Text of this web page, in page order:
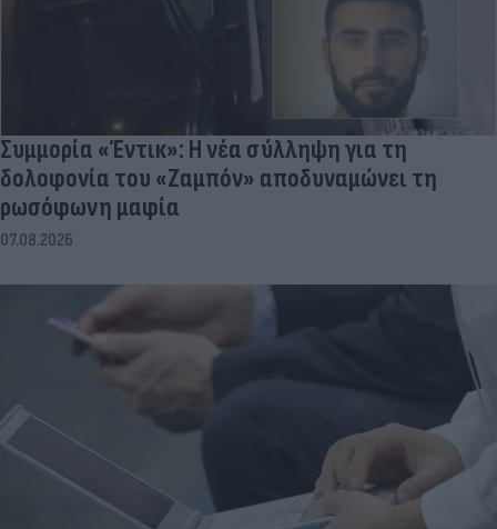
Συμμορία «Έντικ»: Η νέα σύλληψη για τη
δολοφονία του «Ζαμπόν» αποδυναμώνει τη
ρωσόφωνη μαφία
07.08.2026